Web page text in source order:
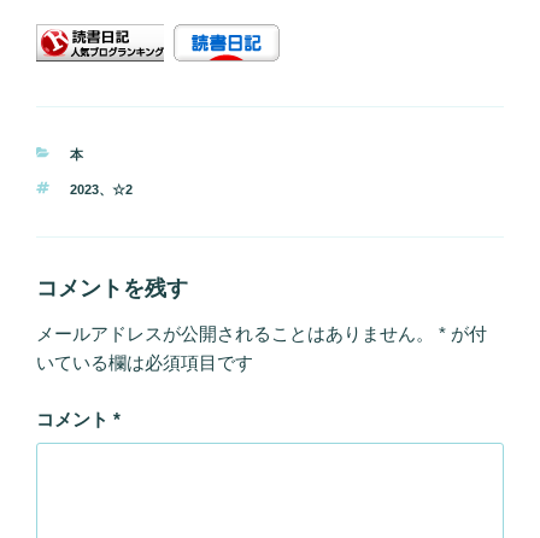
カ
ゴ
ー
本
タ
2023、 ☆2
コメントを残す
メールアドレスが公開されることはありません。 * が付
いている欄は必須項目です
コメント *